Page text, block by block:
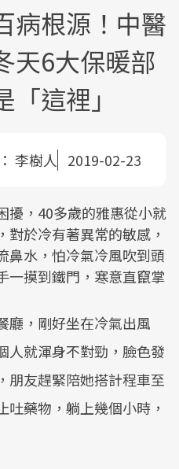
病根源！中醫
天6大保暖部
這裡」
李樹人 2019-02-23
擾，40多歲的雅惠從小就
於冷有著異常的敏感，
鼻水，怕冷氣冷風吹到頭
一摸到鐵門，寒意直竄掌
廳，剛好坐在冷氣出風
人就渾身不對勁，臉色發
朋友趕緊陪她搭計程車至
藥物，躺上幾個小時，